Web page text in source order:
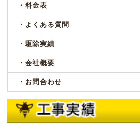
・料金表
・よくある質問
・駆除実績
・会社概要
・お問合わせ